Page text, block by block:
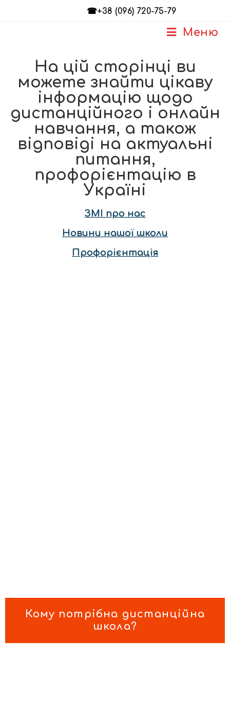
☎+38 (096) 720-75-79
Меню
На цій сторінці ви
можете знайти цікаву
інформацію щодо
дистанційного і онлайн
навчання, а також
відповіді на актуальні
питання,
профорієнтацію в
Україні
ЗМІ про нас
Новини нашої школи
Профорієнтація
Кому потрібна дистанційна
школа?